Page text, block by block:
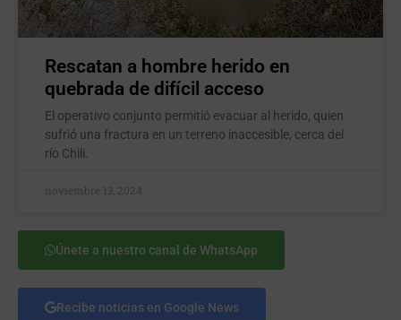
Rescatan a hombre herido en
quebrada de difícil acceso
El operativo conjunto permitió evacuar al herido, quien
sufrió una fractura en un terreno inaccesible, cerca del
río Chili.
noviembre 13, 2024
Únete a nuestro canal de WhatsApp
Recibe noticias en Google News